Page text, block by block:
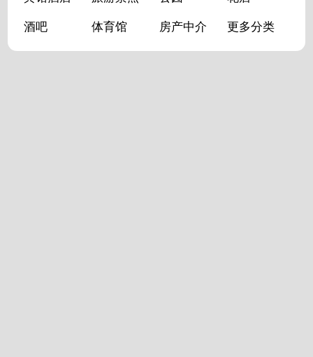
酒吧 体育馆 房产中介 更多分类